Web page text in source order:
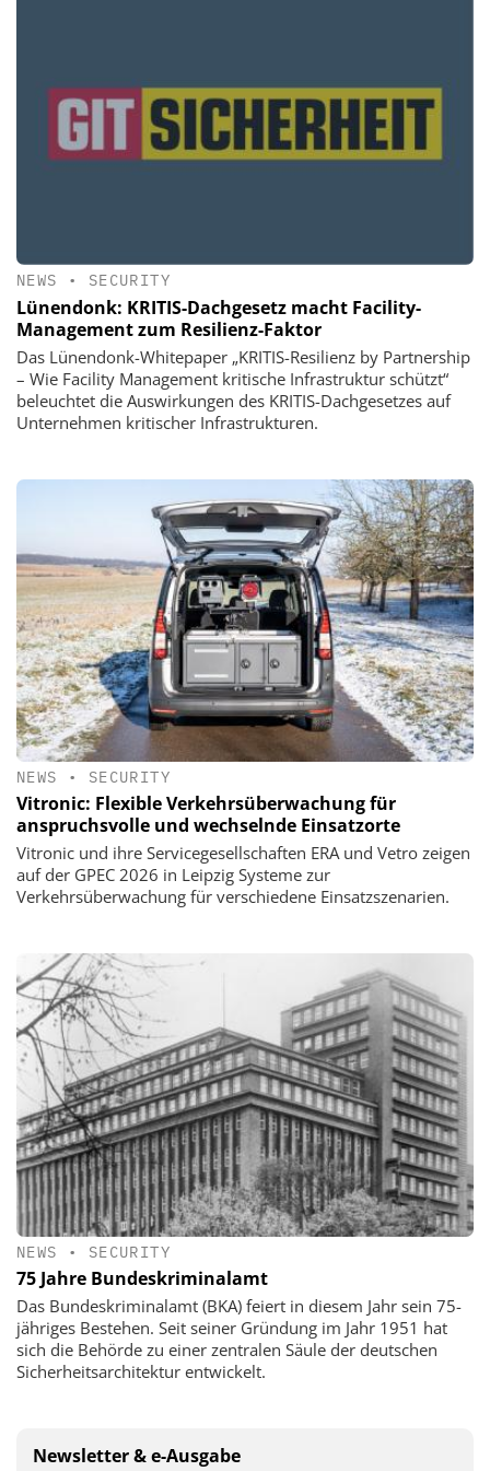
NEWS • SECURITY
Lünendonk: KRITIS-Dachgesetz macht Facility-
Management zum Resilienz-Faktor
Das Lünendonk-Whitepaper „KRITIS-Resilienz by Partnership
– Wie Facility Management kritische Infrastruktur schützt“
beleuchtet die Auswirkungen des KRITIS-Dachgesetzes auf
Unternehmen kritischer Infrastrukturen.
NEWS • SECURITY
Vitronic: Flexible Verkehrsüberwachung für
anspruchsvolle und wechselnde Einsatzorte
Vitronic und ihre Servicegesellschaften ERA und Vetro zeigen
auf der GPEC 2026 in Leipzig Systeme zur
Verkehrsüberwachung für verschiedene Einsatzszenarien.
NEWS • SECURITY
75 Jahre Bundeskriminalamt
Das Bundeskriminalamt (BKA) feiert in diesem Jahr sein 75-
jähriges Bestehen. Seit seiner Gründung im Jahr 1951 hat
sich die Behörde zu einer zentralen Säule der deutschen
Sicherheitsarchitektur entwickelt.
Newsletter & e-Ausgabe